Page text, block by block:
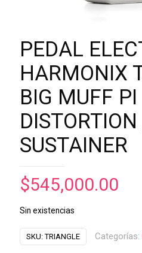
PEDAL
HARMONIX
BIG MUFF
SUSTAINER
$545,000.00
Sin existencias
SKU:TRIANGLE Categorías: